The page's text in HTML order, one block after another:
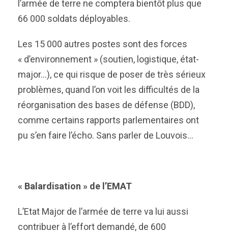
l’armée de terre ne comptera bientôt plus que
66 000 soldats déployables.
Les 15 000 autres postes sont des forces
« d’environnement » (soutien, logistique, état-
major…), ce qui risque de poser de très sérieux
problèmes, quand l’on voit les difficultés de la
réorganisation des bases de défense (BDD),
comme certains rapports parlementaires ont
pu s’en faire l’écho. Sans parler de Louvois…
« Balardisation » de l’EMAT
L’Etat Major de l’armée de terre va lui aussi
contribuer à l’effort demandé, de 600